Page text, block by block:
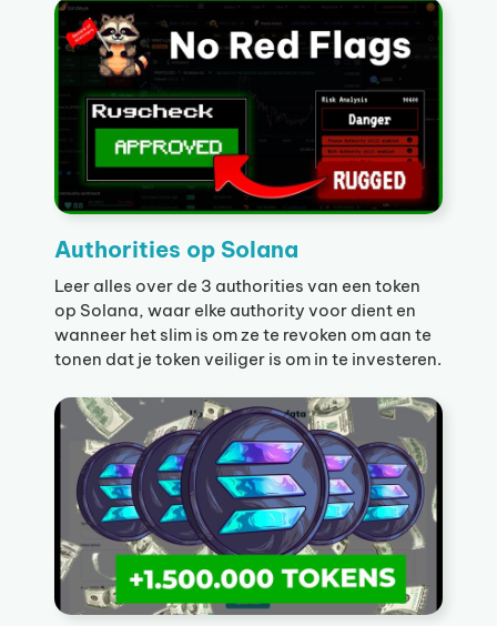
Authorities op Solana
Leer alles over de 3 authorities van een token
op Solana, waar elke authority voor dient en
wanneer het slim is om ze te revoken om aan te
tonen dat je token veiliger is om in te investeren.